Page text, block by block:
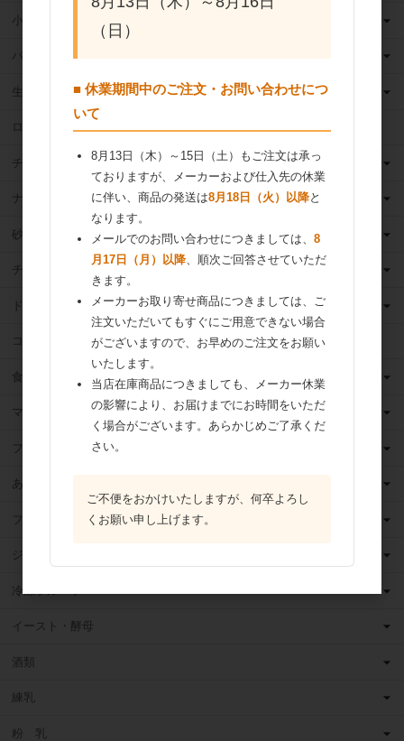
小麦粉
バター
生クリーム
ロングライフ牛乳
チーズ
ナッツ
砂糖
チョコレート
ドライフルーツ
ココア
食用油
マーガリン
フィリング
あんこ
フルーツ（果物）缶詰
ジャム
冷凍フルーツ
イースト・酵母
酒類
練乳
粉 乳
（日）
■ 休業期間中のご注文・お問い合わせにつ
いて
8月13日（木）～15日（土）もご注文は承っ
ておりますが、メーカーおよび仕入先の休業
に伴い、商品の発送は8月18日（火）以降と
なります。
メールでのお問い合わせにつきましては、 8
月17日（月）以降、順次ご回答させていただ
きます。
メーカーお取り寄せ商品につきましては、ご
注文いただいてもすぐにご用意できない場合
がございますので、お早めのご注文をお願い
いたします。
当店在庫商品につきましても、メーカー休業
の影響により、お届けまでにお時間をいただ
く場合がございます。あらかじめご了承くだ
さい。
ご不便をおかけいたしますが、何卒よろし
くお願い申し上げます。